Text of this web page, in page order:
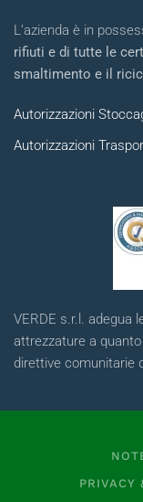
L’azienda è in
rifiuti e di tutte le
smaltimento e il
Autorizzazioni
Autorizzazioni
VERDE s.r.l. adegua
attrezzature a
direttive comunitarie
PRIVACY